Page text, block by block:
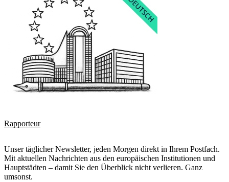
Rapporteur
Unser täglicher Newsletter, jeden Morgen direkt in Ihrem Postfach.
Mit aktuellen Nachrichten aus den europäischen Institutionen und
Hauptstädten – damit Sie den Überblick nicht verlieren. Ganz
umsonst.